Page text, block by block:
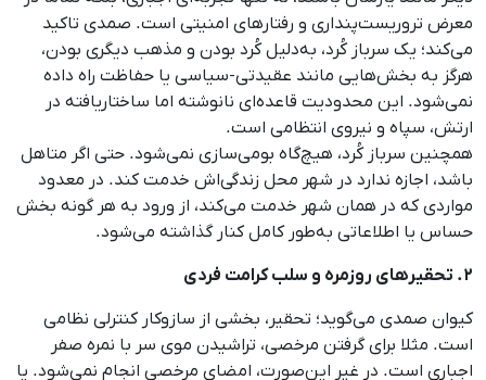
معرض تروریست‌پنداری و رفتارهای امنیتی است. صمدی تاکید
می‌کند؛ یک سرباز کُرد، به‌دلیل کُرد بودن و مذهب دیگری بودن،
هرگز به بخش‌هایی مانند عقیدتی-سیاسی یا حفاظت راه داده
نمی‌شود. این محدودیت قاعده‌ای نانوشته اما ساختاریافته در
ارتش، سپاه و نیروی انتظامی است.
همچنین سرباز کُرد، هیچ‌گاه بومی‌سازی نمی‌شود. حتی اگر متاهل
باشد، اجازه ندارد در شهر محل زندگی‌اش خدمت کند. در معدود
مواردی که در همان شهر خدمت می‌کند، از ورود به هر گونه بخش
حساس یا اطلاعاتی به‌طور کامل کنار گذاشته می‌شود.
۲. تحقیرهای روزمره و سلب کرامت فردی
کیوان صمدی می‌گوید؛ تحقیر، بخشی از سازوکار کنترلی نظامی
است. مثلا برای گرفتن مرخصی، تراشیدن موی سر با نمره صفر
اجباری است. در غیر این‌صورت، امضای مرخصی انجام نمی‌شود. یا